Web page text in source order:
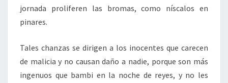
jornada proliferen las bromas, como níscalos en
pinares.
Tales chanzas se dirigen a los inocentes que carecen
de malicia y no causan daño a nadie, porque son más
ingenuos que bambi en la noche de reyes, y no les